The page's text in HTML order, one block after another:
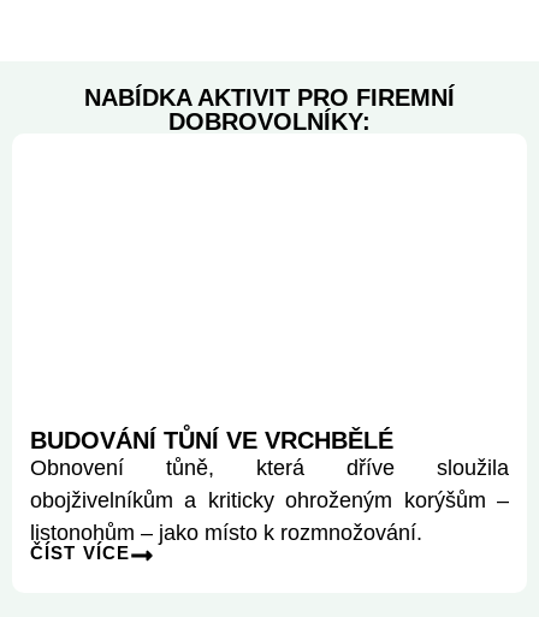
NABÍDKA AKTIVIT PRO FIREMNÍ
DOBROVOLNÍKY:
BUDOVÁNÍ TŮNÍ VE VRCHBĚLÉ
Obnovení tůně, která dříve sloužila
obojživelníkům a kriticky ohroženým korýšům –
listonohům – jako místo k rozmnožování.
ČÍST VÍCE